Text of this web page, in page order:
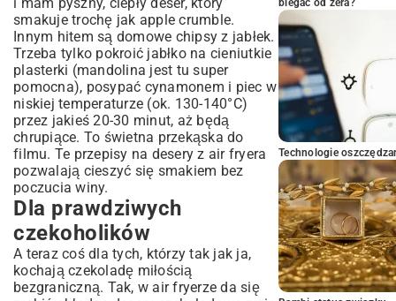
smakuje trochę jak apple crumble.
Innym hitem są domowe chipsy z jabłek.
Trzeba tylko pokroić jabłko na cieniutkie
plasterki (mandolina jest tu super
pomocna), posypać cynamonem i piec w
niskiej temperaturze (ok. 130-140°C)
przez jakieś 20-30 minut, aż będą
chrupiące. To świetna przekąska do
filmu. Te przepisy na desery z air fryera
pozwalają cieszyć się smakiem bez
poczucia winy.
Dla prawdziwych
czekoholików
A teraz coś dla tych, którzy tak jak ja,
kochają czekoladę miłością
bezgraniczną. Tak, w air fryerze da się
biegać od zera?
Technologie